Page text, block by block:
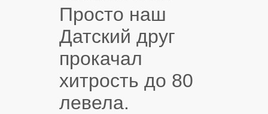
Просто наш
Датский друг
прокачал
хитрость до 80
левела.